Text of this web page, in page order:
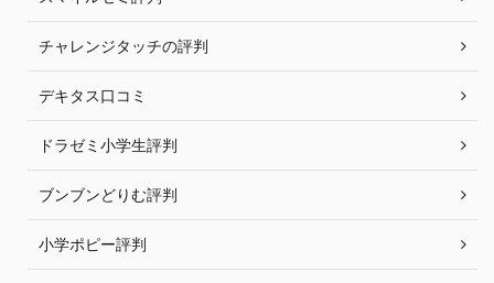
チャレンジタッチの評判
デキタス口コミ
ドラゼミ小学生評判
ブンブンどりむ評判
小学ポピー評判